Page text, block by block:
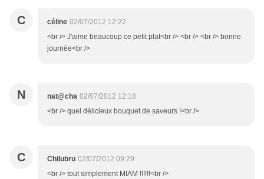
C céline 02/07/2012 12:22
<br /> J'aime beaucoup ce petit plat<br /> <br /> <br /> bonne
journée<br />
N nat@cha 02/07/2012 12:18
<br /> quel délicieux bouquet de saveurs !<br />
C Chilubru 02/07/2012 09:29
<br /> tout simplement MIAM !!!!!!<br />